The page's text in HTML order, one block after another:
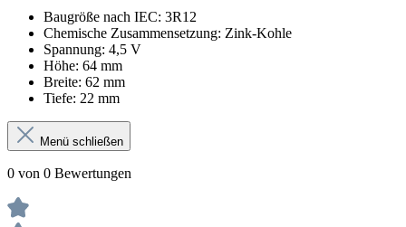
Baugröße nach IEC: 3R12
Chemische Zusammensetzung: Zink-Kohle
Spannung: 4,5 V
Höhe: 64 mm
Breite: 62 mm
Tiefe: 22 mm
Menü schließen
0 von 0 Bewertungen